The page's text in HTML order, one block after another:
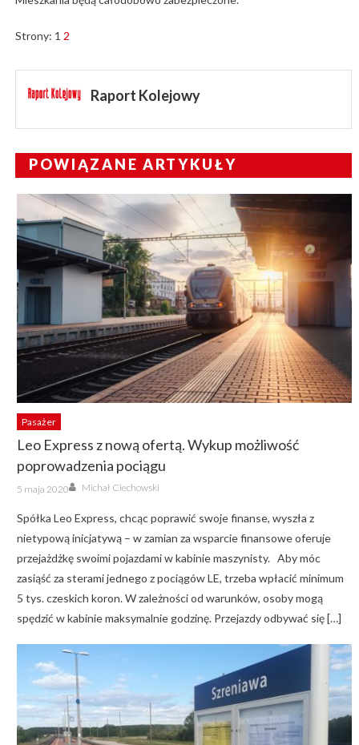
Strony: 1 2
Raport Kolejowy
POWIĄZANE ARTYKUŁY
Pasażer
Leo Express z nową ofertą. Wykup możliwość
poprowadzenia pociągu
Posted
on
5 maja 2020 Author
Michał Ciechowski
Spółka Leo Express, chcąc poprawić swoje finanse, wyszła z
nietypową inicjatywą – w zamian za wsparcie finansowe oferuje
przejażdżkę swoimi pojazdami w kabinie maszynisty. Aby móc
zasiąść za sterami jednego z pociągów LE, trzeba wpłacić minimum
5 tys. czeskich koron. W zależności od warunków, osoby mogą
spędzić w kabinie maksymalnie godzinę. Przejazdy odbywać się […]